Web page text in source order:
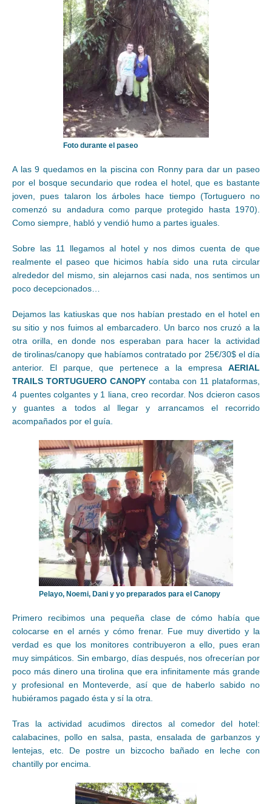
Foto durante el paseo
A las 9 quedamos en la piscina con Ronny para dar un paseo
por el bosque secundario que rodea el hotel, que es bastante
joven, pues talaron los árboles hace tiempo (Tortuguero no
comenzó su andadura como parque protegido hasta 1970).
Como siempre, habló y vendió humo a partes iguales.
Sobre las 11 llegamos al hotel y nos dimos cuenta de que
realmente el paseo que hicimos había sido una ruta circular
alrededor del mismo, sin alejarnos casi nada, nos sentimos un
poco decepcionados…
Dejamos las katiuskas que nos habían prestado en el hotel en
su sitio y nos fuimos al embarcadero. Un barco nos cruzó a la
otra orilla, en donde nos esperaban para hacer la actividad
de tirolinas/canopy que habíamos contratado por 25€/30$ el día
anterior. El parque, que pertenece a la empresa AERIAL
TRAILS TORTUGUERO CANOPY contaba con 11 plataformas,
4 puentes colgantes y 1 liana, creo recordar. Nos dcieron casos
y guantes a todos al llegar y arrancamos el recorrido
acompañados por el guía.
Pelayo, Noemi, Dani y yo preparados para el Canopy
Primero recibimos una pequeña clase de cómo había que
colocarse en el arnés y cómo frenar. Fue muy divertido y la
verdad es que los monitores contribuyeron a ello, pues eran
muy simpáticos. Sin embargo, días después, nos ofrecerían por
poco más dinero una tirolina que era infinitamente más grande
y profesional en Monteverde, así que de haberlo sabido no
hubiéramos pagado ésta y sí la otra.
Tras la actividad acudimos directos al comedor del hotel:
calabacines, pollo en salsa, pasta, ensalada de garbanzos y
lentejas, etc. De postre un bizcocho bañado en leche con
chantilly por encima.